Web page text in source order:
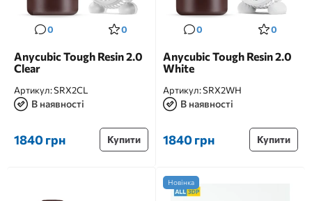
0 0
Anycubic Tough Resin 2.0
Clear
Артикул:SRX2CL
В наявності
1840 грн Купити
0 0
Anycubic Tough Resin 2.0
White
Артикул:SRX2WH
В наявності
1840 грн Купити
Новінка